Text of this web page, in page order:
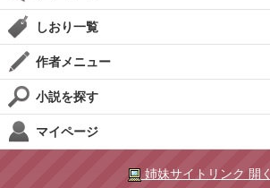
しおり一覧
作者メニュー
小説を探す
マイページ
姉妹サイトリンク 開く